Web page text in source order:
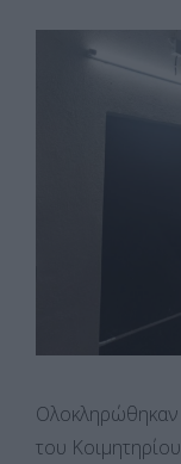
Ολοκληρώθηκαν
του